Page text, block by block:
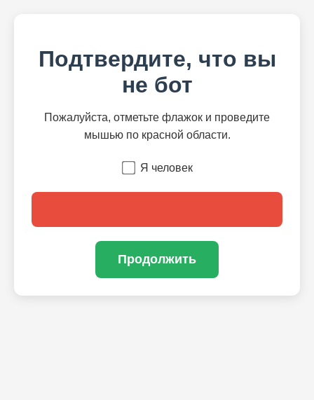
Подтвердите, что вы
не бот
Пожалуйста, отметьте флажок и проведите
мышью по красной области.
Я человек
Продолжить